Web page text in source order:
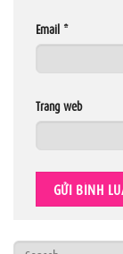
Email *
Trang web